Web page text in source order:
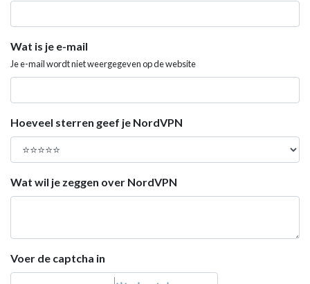
Wat is je e-mail
Je e-mail wordt niet weergegeven op de website
Hoeveel sterren geef je NordVPN
Wat wil je zeggen over NordVPN
Voer de captcha in